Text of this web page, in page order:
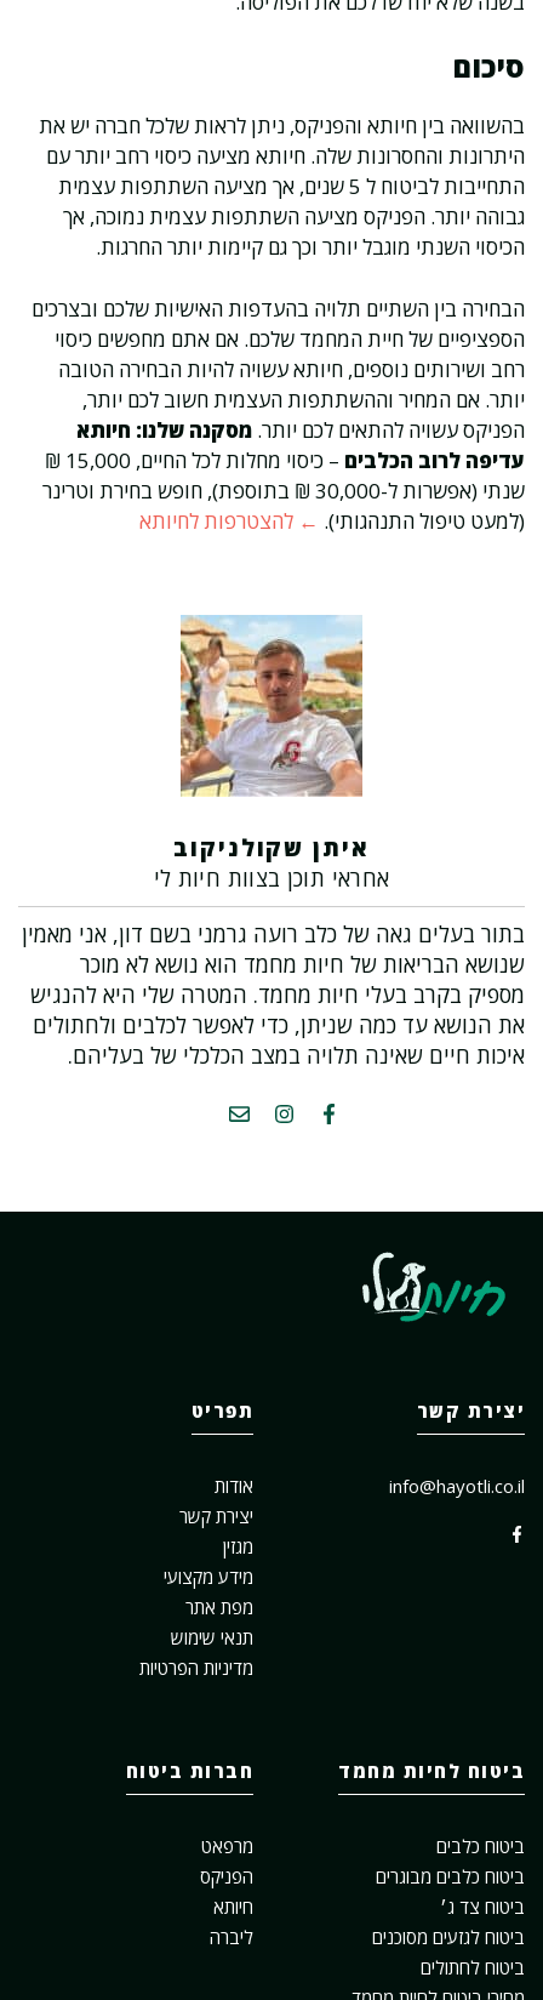
סיכום
בהשוואה בין חיותא והפניקס, ניתן לראות שלכל חברה יש את
היתרונות והחסרונות שלה. חיותא מציעה כיסוי רחב יותר עם
התחייבות לביטוח ל 5 שנים, אך מציעה השתתפות עצמית
גבוהה יותר. הפניקס מציעה השתתפות עצמית נמוכה, אך
הכיסוי השנתי מוגבל יותר וכך גם קיימות יותר החרגות.
הבחירה בין השתיים תלויה בהעדפות האישיות שלכם ובצרכים
הספציפיים של חיית המחמד שלכם. אם אתם מחפשים כיסוי
רחב ושירותים נוספים, חיותא עשויה להיות הבחירה הטובה
יותר. אם המחיר וההשתתפות העצמית חשוב לכם יותר,
הפניקס עשויה להתאים לכם יותר. מסקנה שלנו: חיותא
עדיפה לרוב הכלבים
– כיסוי מחלות לכל החיים, 15,000 ₪
שנתי (אפשרות ל-30,000 ₪ בתוספת), חופש בחירת וטרינר
(למעט טיפול התנהגותי). ← להצטרפות לחיותא
איתן שקולניקוב
אחראי תוכן בצוות חיות לי
בתור בעלים גאה של כלב רועה גרמני בשם דון, אני מאמין
שנושא הבריאות של חיות מחמד הוא נושא לא מוכר
מספיק בקרב בעלי חיות מחמד. המטרה שלי היא להנגיש
את הנושא עד כמה שניתן, כדי לאפשר לכלבים ולחתולים
איכות חיים שאינה תלויה במצב הכלכלי של בעליהם.
יצירת קשר
info@hayotli.co.il
תפריט
אודות
יצירת קשר
מגזין
מידע מקצועי
מפת אתר
תנאי שימוש
מדיניות הפרטיות
ביטוח לחיות מחמד
ביטוח כלבים
ביטוח כלבים מבוגרים
ביטוח צד ג׳
ביטוח לגזעים מסוכנים
ביטוח לחתולים
חברות ביטוח
מרפאט
הפניקס
חיותא
ליברה